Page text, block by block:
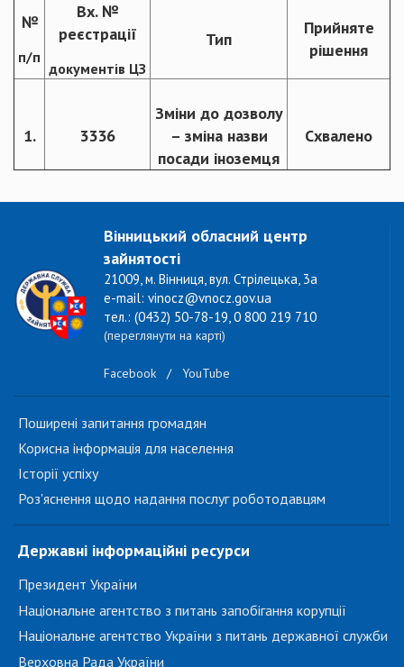
№
п/п
Вх. №
реєстрації
документів ЦЗ
Тип
Прийняте
рішення
1. 3336
Зміни до дозволу
– зміна назви
посади іноземця
Схвалено
Вінницький обласний центр
зайнятості
21009, м. Вінниця, вул. Стрілецька, 3а
e-mail: vinocz@vnocz.gov.ua
тел.: (0432) 50-78-19, 0 800 219 710
(переглянути на карті)
Facebook / YouTube
Поширені запитання громадян
Корисна інформація для населення
Історії успіху
Роз'яснення щодо надання послуг роботодавцям
Державні інформаційні ресурси
Президент України
Національне агентство з питань запобігання корупції
Національне агентство України з питань державної служби
Верховна Рада України